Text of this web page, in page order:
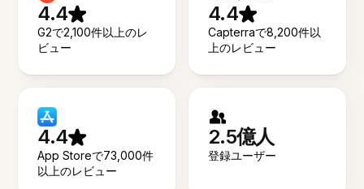
4.4
G2で2,100件以上のレ
ビュー
4.4
Capterraで8,200件以
上のレビュー
4.4
App Storeで73,000件
以上のレビュー
2.5億人
登録ユーザー